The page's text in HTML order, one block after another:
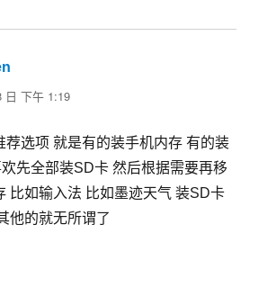
道：
日 下午 1:19
荐选项 就是有的装手机内存 有的装
先全部装SD卡 然后根据需要再移
比如输入法 比如墨迹天气 装SD卡
他的就无所谓了